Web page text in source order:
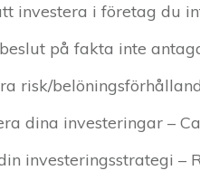
investera i företag du
på fakta inte
risk/
dina investeringar –
investeringsstrategi –